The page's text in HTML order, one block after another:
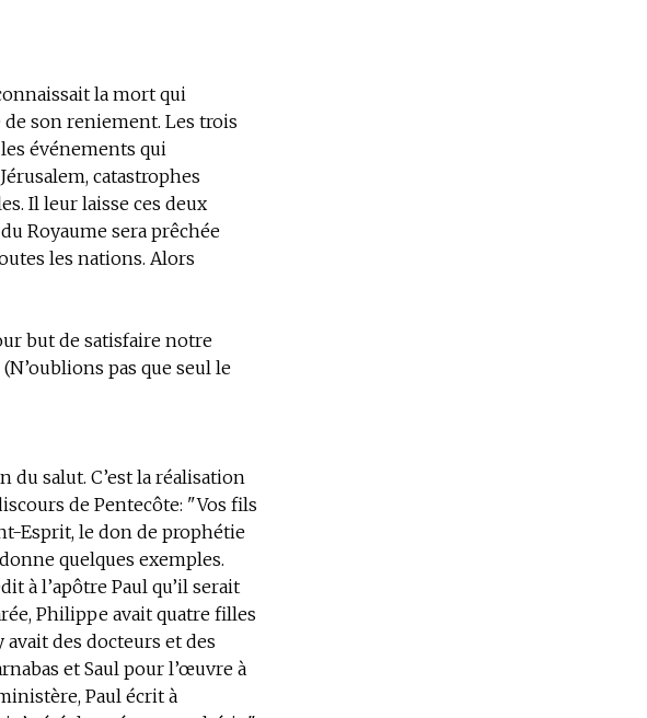
la mort qui
de son reniement. Les trois
événements qui
catastrophes
Il leur laisse ces deux
Royaume sera prêchée
les nations. Alors
but de satisfaire notre
pas que seul le
du salut. C’est la réalisation
de Pentecôte: "Vos fils
Esprit, le don de prophétie
quelques exemples.
à l’apôtre Paul qu’il serait
Philippe avait quatre filles
avait des docteurs et des
et Saul pour l’œuvre à
Paul écrit à